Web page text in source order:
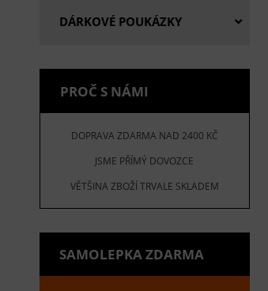
DÁRKOVÉ POUKÁZKY
PROČ S NÁMI
DOPRAVA ZDARMA NAD 2400 KČ
JSME PŘÍMÝ DOVOZCE
VĚTŠINA ZBOŽÍ TRVALE SKLADEM
SAMOLEPKA ZDARMA